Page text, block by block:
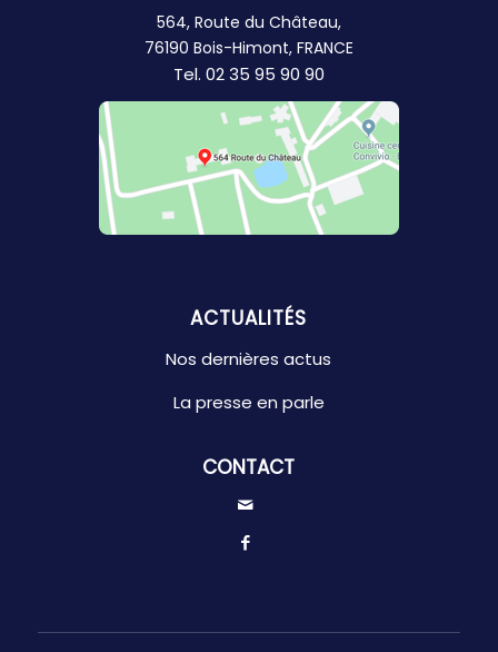
564, Route du Château,
76190 Bois-Himont, FRANCE
Tel. 02 35 95 90 90
ACTUALITÉS
Nos dernières actus
La presse en parle
CONTACT